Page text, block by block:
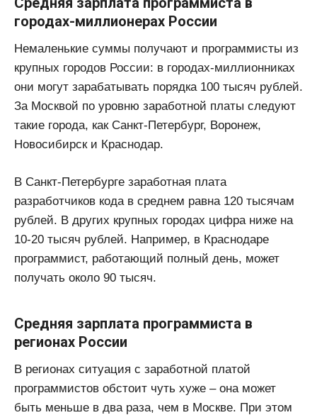
городах-миллионерах России
Немаленькие суммы получают и программисты из
крупных городов России: в городах-миллионниках
они могут зарабатывать порядка 100 тысяч рублей.
За Москвой по уровню заработной платы следуют
такие города, как Санкт-Петербург, Воронеж,
Новосибирск и Краснодар.
В Санкт-Петербурге заработная плата
разработчиков кода в среднем равна 120 тысячам
рублей. В других крупных городах цифра ниже на
10-20 тысяч рублей. Например, в Краснодаре
программист, работающий полный день, может
получать около 90 тысяч.
Средняя зарплата программиста в
регионах России
В регионах ситуация с заработной платой
программистов обстоит чуть хуже – она может
быть меньше в два раза, чем в Москве. При этом